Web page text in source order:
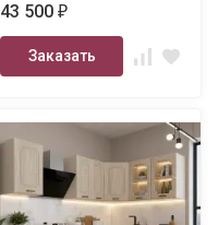
43 500₽
Заказать